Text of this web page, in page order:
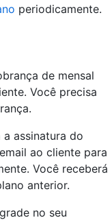
periodicamente.
de mensal
Você precisa
assinatura do
ao cliente para
Você receberá
anterior.
no seu